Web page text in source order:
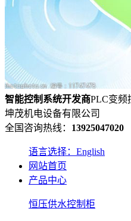
智能控制系统开发商PLC变频
坤茂机电设备有限公司
全国咨询热线： 13925047020
语言选择：English
网站首页
产品中心
恒压供水控制柜